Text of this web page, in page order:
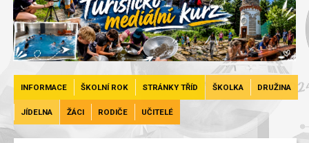
INFORMACE ŠKOLNÍ ROK STRÁNKY TŘÍD ŠKOLKA DRUŽINA
JÍDELNA ŽÁCI RODIČE UČITELÉ